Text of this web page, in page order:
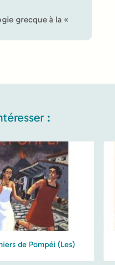
grecque à la «
:
de Pompéi (Les)